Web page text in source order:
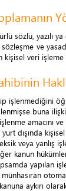
sözlü, yazılı
ve
veri işleme
işlenmediğini
buna
amacını ve
dışında
veya yanlış
kanun
yapılan
aykırı